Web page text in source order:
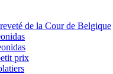
de la Cour de Belgique
prix